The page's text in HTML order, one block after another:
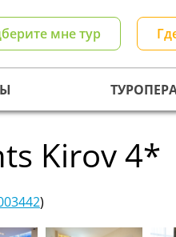
мне тур
Kirov 4*
)